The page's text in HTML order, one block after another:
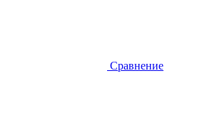
Сравнение